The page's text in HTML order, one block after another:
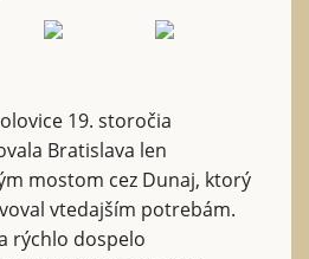
19. storočia
Bratislava len
mostom cez Dunaj, ktorý
vtedajším potrebám.
rýchlo dospelo